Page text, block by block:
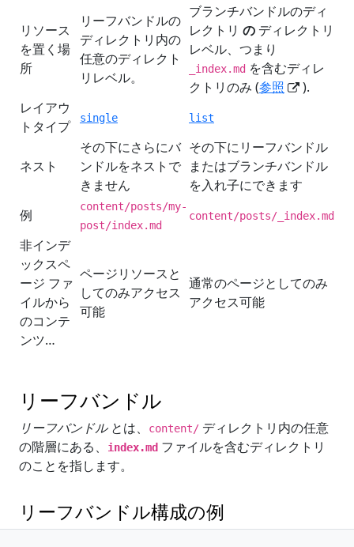
リソース
を置く場
所
リーフバンドルの
ディレクトリ内の
任意のディレクト
リレベル。
ブランチバンドルのディ
レクトリ の ディレクトリ
レベル、つまり
_index.md を含むディレ
クトリのみ (参照
).
レイアウ
トタイプ
single list
ネスト
その下にさらにバ
ンドルをネストで
きません
その下にリーフバンドル
またはブランチバンドル
を入れ子にできます
例
content/posts/my-
post/index.md
content/posts/_index.md
非インデ
ックスペ
ージ ファ
イルから
のコンテ
ンツ…
ページリソースと
してのみアクセス
可能
通常のページとしてのみ
アクセス可能
リーフバンドル
リーフバンドルとは、 content/ ディレクトリ内の任意
の階層にある、
index.md ファイルを含むディレクトリ
のことを指します。
リーフバンドル構成の例